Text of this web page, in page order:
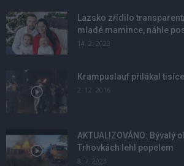
Lazsko zřídilo
mladé mamince, náhle
14. 2. 2023
Krampuslauf přilákal
2. 12. 2016
AKTUALIZOVÁNO: Bývalý
Trhovkách lehl popelem
8. 7. 2023